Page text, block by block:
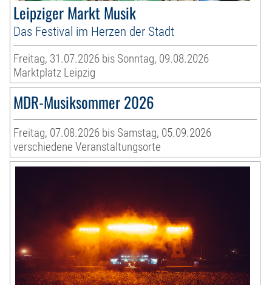
Leipziger Markt Musik
Das Festival im Herzen der Stadt
Freitag, 31.07.2026 bis Sonntag, 09.08.2026
Marktplatz Leipzig
MDR-Musiksommer 2026
Freitag, 07.08.2026 bis Samstag, 05.09.2026
verschiedene Veranstaltungsorte